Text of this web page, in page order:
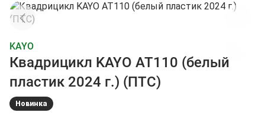
KAYO
Квадрицикл KAYO AT110 (белый
пластик 2024 г.) (ПТС)
Новинка